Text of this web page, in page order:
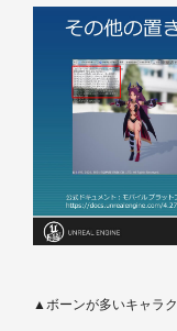
▲ボーンが多いキャラ